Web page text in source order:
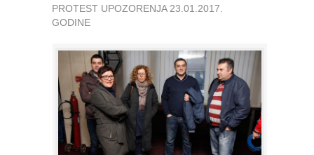
PROTEST UPOZORENJA 23.01.2017.
GODINE